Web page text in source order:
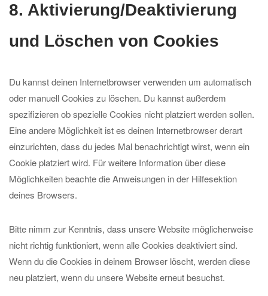
8. Aktivierung/Deaktivierung
und Löschen von Cookies
Du kannst deinen Internetbrowser verwenden um automatisch
oder manuell Cookies zu löschen. Du kannst außerdem
spezifizieren ob spezielle Cookies nicht platziert werden sollen.
Eine andere Möglichkeit ist es deinen Internetbrowser derart
einzurichten, dass du jedes Mal benachrichtigt wirst, wenn ein
Cookie platziert wird. Für weitere Information über diese
Möglichkeiten beachte die Anweisungen in der Hilfesektion
deines Browsers.
Bitte nimm zur Kenntnis, dass unsere Website möglicherweise
nicht richtig funktioniert, wenn alle Cookies deaktiviert sind.
Wenn du die Cookies in deinem Browser löscht, werden diese
neu platziert, wenn du unsere Website erneut besuchst.